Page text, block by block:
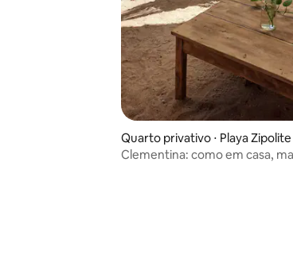
Quarto privativo ⋅ Playa Zipolite
Clementina: como em casa,